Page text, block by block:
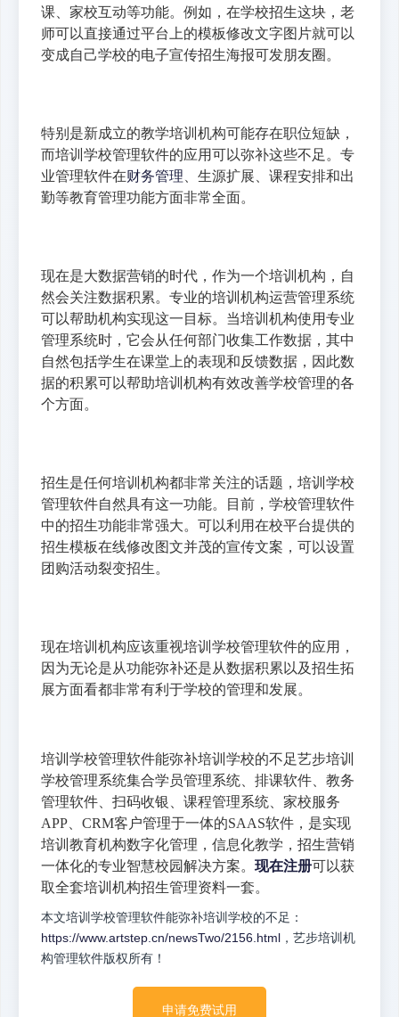
课、家校互动等功能。例如，在学校招生这块，老
师可以直接通过平台上的模板修改文字图片就可以
变成自己学校的电子宣传招生海报可发朋友圈。
特别是新成立的教学培训机构可能存在职位短缺，
而培训学校管理软件的应用可以弥补这些不足。专
业管理软件在财务管理、生源扩展、课程安排和出
勤等教育管理功能方面非常全面。
现在是大数据营销的时代，作为一个培训机构，自
然会关注数据积累。专业的培训机构运营管理系统
可以帮助机构实现这一目标。当培训机构使用专业
管理系统时，它会从任何部门收集工作数据，其中
自然包括学生在课堂上的表现和反馈数据，因此数
据的积累可以帮助培训机构有效改善学校管理的各
个方面。
招生是任何培训机构都非常关注的话题，培训学校
管理软件自然具有这一功能。目前，学校管理软件
中的招生功能非常强大。可以利用在校平台提供的
招生模板在线修改图文并茂的宣传文案，可以设置
团购活动裂变招生。
现在培训机构应该重视培训学校管理软件的应用，
因为无论是从功能弥补还是从数据积累以及招生拓
展方面看都非常有利于学校的管理和发展。
培训学校管理软件能弥补培训学校的不足艺步培训
学校管理系统集合学员管理系统、排课软件、教务
管理软件、扫码收银、课程管理系统、家校服务
APP、CRM客户管理于一体的SAAS软件，是实现
培训教育机构数字化管理，信息化教学，招生营销
一体化的专业智慧校园解决方案。 现在注册可以获
取全套培训机构招生管理资料一套。
本文培训学校管理软件能弥补培训学校的不足：
https://www.artstep.cn/newsTwo/2156.html ，艺步培训机
构管理软件版权所有！
申请免费试用